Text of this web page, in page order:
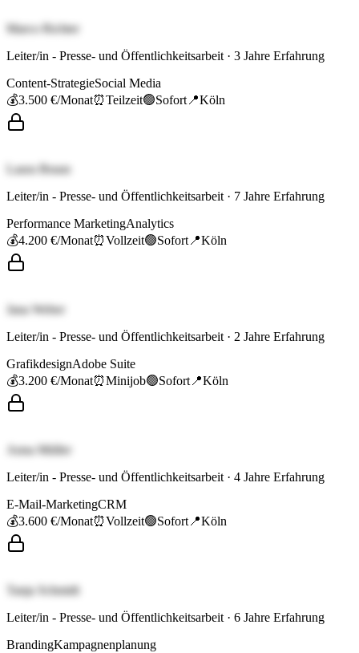
Marco Richter
Leiter/in - Presse- und Öffentlichkeitsarbeit · 3 Jahre Erfahrung
Content-StrategieSocial Media
💰3.500 €/Monat⏰Teilzeit🟢Sofort 📍Köln
Laura Braun
Leiter/in - Presse- und Öffentlichkeitsarbeit · 7 Jahre Erfahrung
Performance MarketingAnalytics
💰4.200 €/Monat⏰Vollzeit🟢Sofort 📍Köln
Jana Weber
Leiter/in - Presse- und Öffentlichkeitsarbeit · 2 Jahre Erfahrung
GrafikdesignAdobe Suite
💰3.200 €/Monat⏰Minijob🟢Sofort 📍Köln
Anna Müller
Leiter/in - Presse- und Öffentlichkeitsarbeit · 4 Jahre Erfahrung
E-Mail-MarketingCRM
💰3.600 €/Monat⏰Vollzeit🟢Sofort 📍Köln
Tanja Schmidt
Leiter/in - Presse- und Öffentlichkeitsarbeit · 6 Jahre Erfahrung
BrandingKampagnenplanung